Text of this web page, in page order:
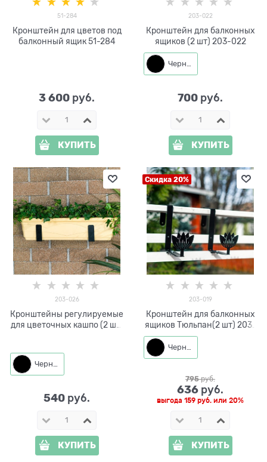
51-284
Кронштейн для цветов под
балконный ящик 51-284
3 600 руб.
КУПИТЬ
203-022
Кронштейн для балконных
ящиков (2 шт) 203-022
Черный
700 руб.
КУПИТЬ
203-026
Кронштейны регулируемые
для цветочных кашпо (2 шт)
Черный
540 руб.
КУПИТЬ
Скидка 20%
203-019
Кронштейн для балконных
ящиков Тюльпан(2 шт) 203-
019
Черный
795 руб.
636 руб.
выгода 159 руб. или 20%
КУПИТЬ